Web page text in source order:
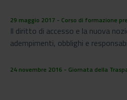
29 maggio 2017 - Corso di formazione
Il diritto di accesso e la nuova
adempimenti, obblighi e
24 novembre 2016 - Giornata della